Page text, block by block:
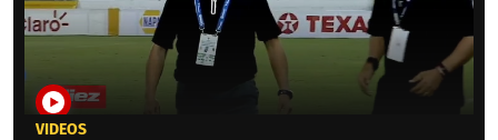
VIDEOS